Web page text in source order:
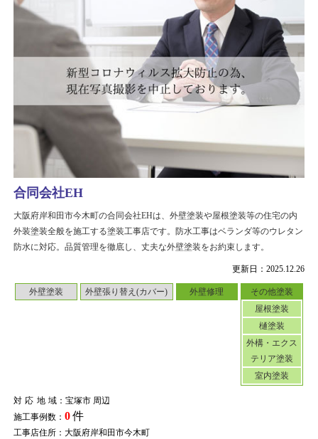
更新日：2025.12.26
外壁塗装 外壁張り替え(カバー) 外壁修理
その他塗装
屋根塗装
樋塗装
外構・エクス
テリア塗装
室内塗装
対応地域：宝塚市 周辺
施工事例数： 0件
工事店住所：大阪府岸和田市今木町
合同会社EH
大阪府岸和田市今木町の合同会社EHは、外壁塗装や屋根塗装等の住宅の内
外装塗装全般を施工する塗装工事店です。防水工事はベランダ等のウレタン
防水に対応。品質管理を徹底し、丈夫な外壁塗装をお約束します。